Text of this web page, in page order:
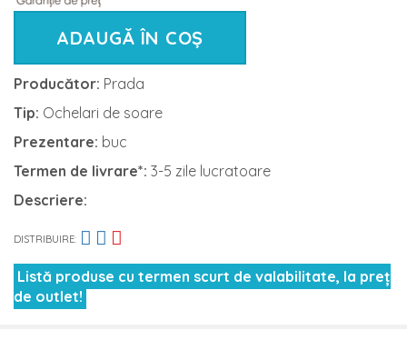
ADAUGĂ ÎN COȘ
Producător: Prada
Tip: Ochelari de soare
Prezentare: buc
Termen de livrare*: 3-5 zile lucratoare
Descriere:
DISTRIBUIRE:
Listă produse cu termen scurt de valabilitate, la preț
de outlet!